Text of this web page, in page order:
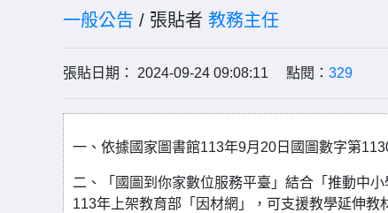
一般公告 / 張貼者 教務主任
張貼日期： 2024-09-24 09:08:11 點閱： 329
一、依據國家圖書館113年9月20日國圖數字第
二、「國圖到你家數位服務平臺」結合「推動中
113年上架教育部「因材網」，可支援教學延伸